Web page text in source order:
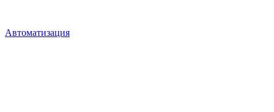
Автоматизация